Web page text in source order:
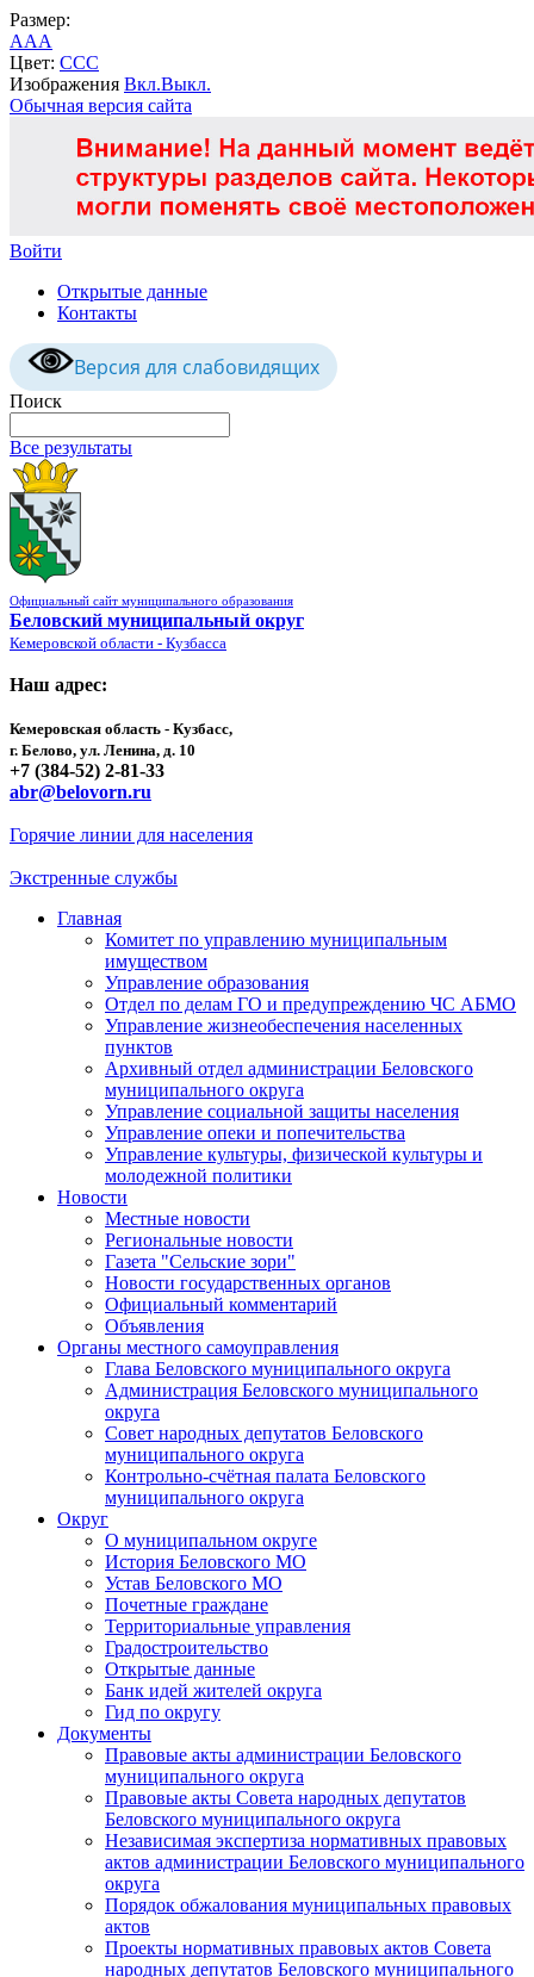
Размер:
AAA
Цвет: CCC
Изображения Вкл.Выкл.
Обычная версия сайта
Войти
Открытые данные
Контакты
Версия для слабовидящих
Поиск
Все результаты
Официальный сайт муниципального образования
Беловский муниципальный округ
Кемеровской области - Кузбасса
Наш адрес:
Кемеровская область - Кузбасс,
г. Белово, ул. Ленина, д. 10
+7 (384-52) 2-81-33
abr@belovorn.ru
Горячие линии для населения
Экстренные службы
Главная
Комитет по управлению муниципальным
имуществом
Управление образования
Отдел по делам ГО и предупреждению ЧС АБМО
Управление жизнеобеспечения населенных
пунктов
Архивный отдел администрации Беловского
муниципального округа
Управление социальной защиты населения
Управление опеки и попечительства
Управление культуры, физической культуры и
молодежной политики
Новости
Местные новости
Региональные новости
Газета "Сельские зори"
Новости государственных органов
Официальный комментарий
Объявления
Органы местного самоуправления
Глава Беловского муниципального округа
Администрация Беловского муниципального
округа
Совет народных депутатов Беловского
муниципального округа
Контрольно-счётная палата Беловского
муниципального округа
Округ
О муниципальном округе
История Беловского МО
Устав Беловского МО
Почетные граждане
Территориальные управления
Градостроительство
Открытые данные
Банк идей жителей округа
Гид по округу
Документы
Правовые акты администрации Беловского
муниципального округа
Правовые акты Совета народных депутатов
Беловского муниципального округа
Независимая экспертиза нормативных правовых
актов администрации Беловского муниципального
округа
Порядок обжалования муниципальных правовых
актов
Проекты нормативных правовых актов Совета
народных депутатов Беловского муниципального